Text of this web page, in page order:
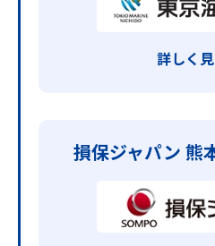
詳しく
損保ジャパン 熊